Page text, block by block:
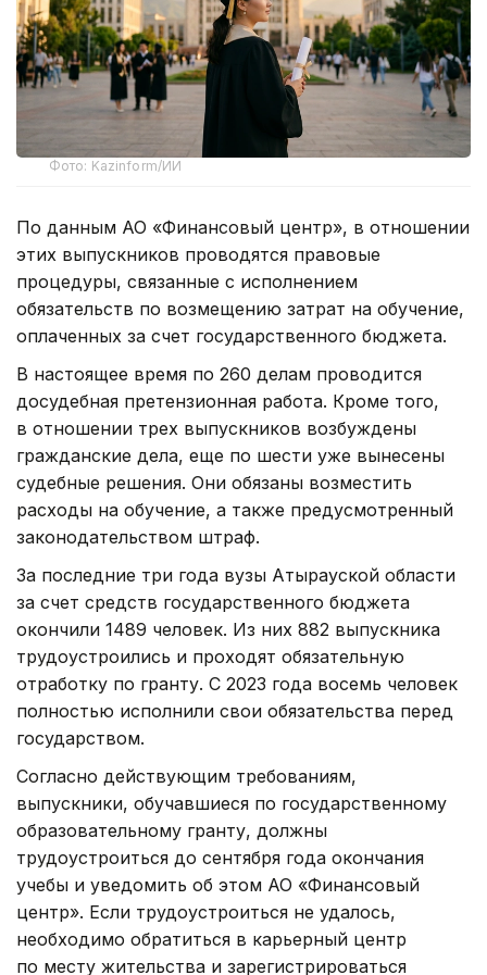
Фото: Kazinform/ИИ
По данным АО «Финансовый центр», в отношении
этих выпускников проводятся правовые
процедуры, связанные с исполнением
обязательств по возмещению затрат на обучение,
оплаченных за счет государственного бюджета.
В настоящее время по 260 делам проводится
досудебная претензионная работа. Кроме того,
в отношении трех выпускников возбуждены
гражданские дела, еще по шести уже вынесены
судебные решения. Они обязаны возместить
расходы на обучение, а также предусмотренный
законодательством штраф.
За последние три года вузы Атырауской области
за счет средств государственного бюджета
окончили 1489 человек. Из них 882 выпускника
трудоустроились и проходят обязательную
отработку по гранту. С 2023 года восемь человек
полностью исполнили свои обязательства перед
государством.
Согласно действующим требованиям,
выпускники, обучавшиеся по государственному
образовательному гранту, должны
трудоустроиться до сентября года окончания
учебы и уведомить об этом АО «Финансовый
центр». Если трудоустроиться не удалось,
необходимо обратиться в карьерный центр
по месту жительства и зарегистрироваться